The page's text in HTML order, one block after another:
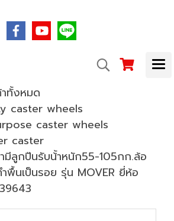
ทั้งหมด
caster wheels
caster wheels
caster
มีลูกปืนรับน้้าหนัก55-105กก.ล้อ
พื้นเป็นรอย รุ่น MOVER ยี่ห้อ